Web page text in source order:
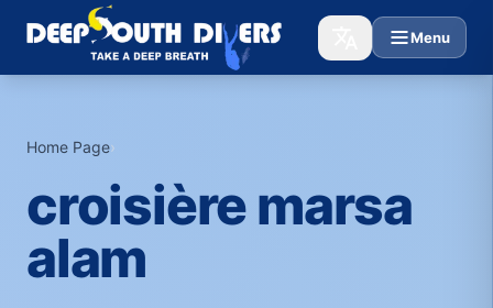
Menu
Home Page›
croisière marsa
alam